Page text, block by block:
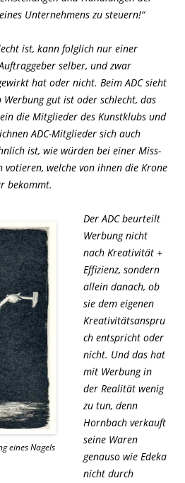
Unternehmens zu steuern!“
ist, kann folglich nur einer
selber, und zwar
hat oder nicht. Beim ADC sieht
gut ist oder schlecht, das
die Mitglieder des Kunstklubs und
ADC-Mitglieder sich auch
ist, wie würden bei einer Miss-
votieren, welche von ihnen die Krone
bekommt.
eines Nagels
Der ADC beurteilt
Werbung nicht
nach Kreativität +
Effizienz, sondern
allein danach, ob
sie dem eigenen
Kreativitätsanspru
ch entspricht oder
nicht. Und das hat
mit Werbung in
der Realität wenig
zu tun, denn
Hornbach verkauft
seine Waren
genauso wie Edeka
nicht durch